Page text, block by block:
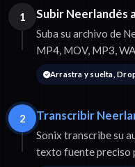
1 Subir Neerlandés
Suba su archivo de
MP4, MOV, MP3,
Arrastra y suelta,
2 Transcribir
Sonix transcribe su
texto fuente preciso